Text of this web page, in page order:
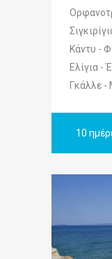
Κάντυ -
Ελίγια -
Γκάλλε
10